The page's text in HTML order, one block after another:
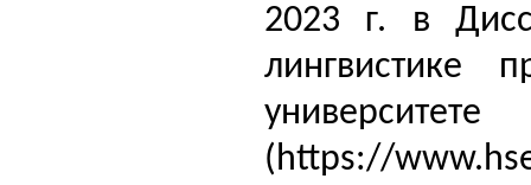
2023 г. в
лингвистике
(https://